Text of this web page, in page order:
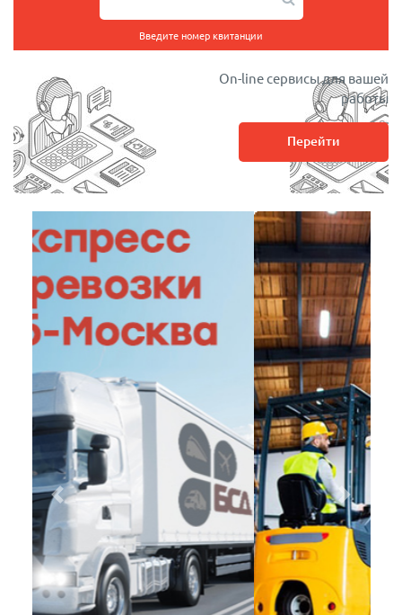
Введите номер квитанции
On-line сервисы для вашей
работы
Перейти
Previous Next